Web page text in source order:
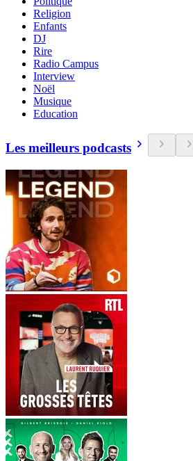
Religion
Enfants
DJ
Rire
Radio Campus
Interview
Noël
Musique
Education
Les meilleurs podcasts